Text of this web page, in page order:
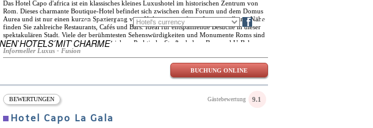
ES EN FR Blog
HOTELS MIT CHARME’
Das Hotel Capo d'africa ist ein klassisches kleines Luxushotel im historischen Zentrum von
Rom. Dieses charmante Boutique-Hotel befindet sich zwischen dem Forum und dem Domus
Aurea und ist nur einen kurzen Spaziergang vom Kolosseum entfernt. In unmittelbarer Nähe
finden Sie zahlreiche Restaurants, Cafés und Bars. Ideal für entspannende Besuche in dieser
spektakulären Stadt. Viele der berühmtesten Sehenswürdigkeiten und Monumente Roms sind
von der Unterkunft aus bequem zu erreichen. Praktische Straßenbahn-, Bus- und U-Bahn-
Linien bieten ausgezeichnete Verbindungen zum Rest der Stadt und der Großregion. Das
Interieur des Hotels Capo d'africa, Rom, ist modern und schick mit einer privaten Sammlung
zeitgenössischer italienischer Kunstwerke, die die Wände aufwerten. Die Zimmer sind
geräumig und hell und verfügen über Internetzugang, Klimaanlage und luxuriöse
Pflegeprodukte. Mit seinen eleganten Doppelzimmern, der eleganten Lounge-Bar, dem Essen
d'africa alles, um einen wunderbaren Aufenthalt in der italienischen Hauptstadt Rom zu
gewährleisten.
Informeller Luxus - Fusion
BUCHUNG ONLINE
BEWERTUNGEN Gästebewertung 9.1
Hotel Capo La Gala